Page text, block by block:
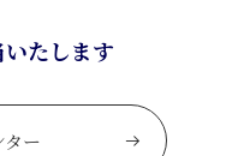
たします
ー